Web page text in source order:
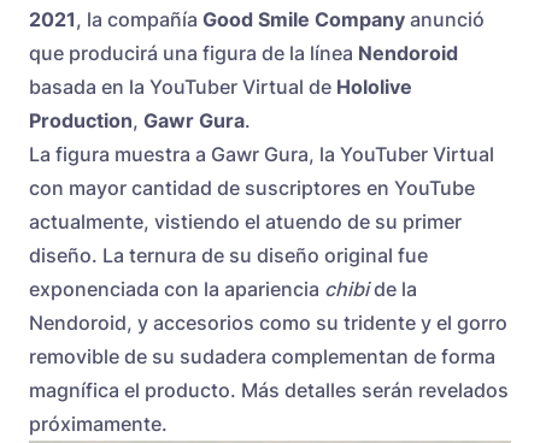
2021, la compañía Good Smile Company anunció
que producirá una figura de la línea Nendoroid
basada en la YouTuber Virtual de Hololive
Production, Gawr Gura.
La figura muestra a Gawr Gura, la YouTuber Virtual
con mayor cantidad de suscriptores en YouTube
actualmente, vistiendo el atuendo de su primer
diseño. La ternura de su diseño original fue
exponenciada con la apariencia chibide la
Nendoroid, y accesorios como su tridente y el gorro
removible de su sudadera complementan de forma
magnífica el producto. Más detalles serán revelados
próximamente.